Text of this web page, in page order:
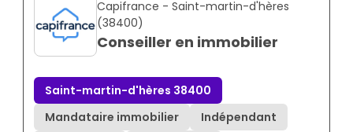
Capifrance - Saint-martin-d'hères
(38400)
Conseiller en immobilier
Saint-martin-d'hères 38400
Mandataire immobilier
Indépendant